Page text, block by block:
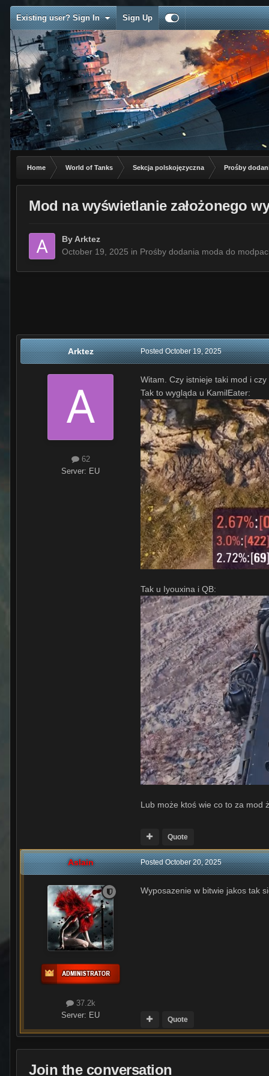
Existing user? Sign In Sign Up
Home World of Tanks Sekcja polskojęzyczna Prośby
Mod na wyświetlanie założonego
ByArktez
October 19, 2025 in Prośby dodania moda do
Arktez
62
Server: EU
PostedOctober 19, 2025
Witam. Czy istnieje taki mod i
Tak to wygląda u KamilEater:
Tak u Iyouxina i QB:
Lub może ktoś wie co to za mod
Quote
Aslain
37.2k
Server: EU
PostedOctober 20, 2025
Wyposazenie w bitwie jakos tak
Quote
Join the conversation